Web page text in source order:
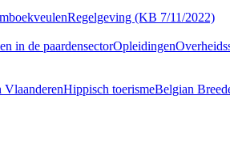
Regelgeving (KB 7/11/2022)
in de paardensectorOpleidingen
Hippisch toerismeBelgian